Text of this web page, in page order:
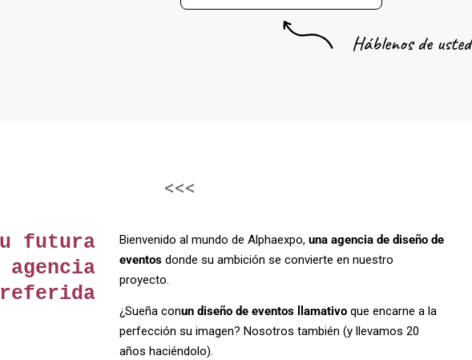
Háblenos de usted
<<<
futura
agencia
Bienvenido al mundo de Alphaexpo,una agencia de diseño de
eventosdonde su ambición se convierte en nuestro
proyecto.
¿Sueña conun diseño de eventos llamativo que encarne a la
perfección su imagen? Nosotros también (y llevamos 20
años haciéndolo).